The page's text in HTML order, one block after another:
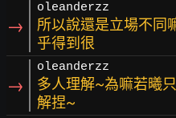
→
oleanderzz
所以說還是立場不同
乎得到很
→
oleanderzz
多人理解~為嘛若曦
解捏~